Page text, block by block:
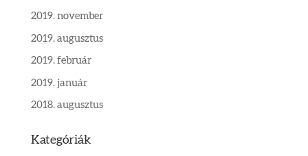
2019. november
2019. augusztus
2019. február
2019. január
2018. augusztus
Kategóriák